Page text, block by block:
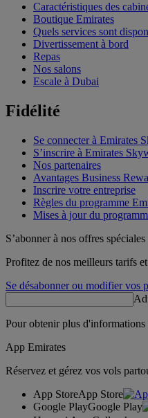
Caractéristiques des
Boutique Emirates
Quels services sont
Divertissement à bord
Repas
Nos salons
Escale à Dubai
Fidélité
Se connecter à Emirates
S’inscrire à Emirates
Nos partenaires
Avantages Business
Inscrire votre entreprise
Règles du programme
Mises à jour du
S’abonner à nos offres spéciales
Profitez de nos meilleurs tarifs
Se désabonner ou modifier vos
Pour obtenir plus
App Emirates
Réservez et gérez vos vols
App StoreApp Store
Google PlayGoogle Play